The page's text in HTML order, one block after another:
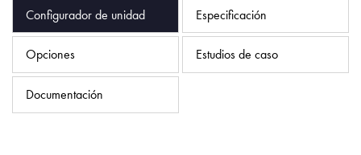
Configurador de unidad Especificación
Opciones Estudios de caso
Documentación
Acerca de
Contacto